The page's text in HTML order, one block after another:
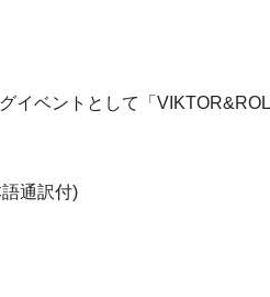
イベントとして「
通訳付)